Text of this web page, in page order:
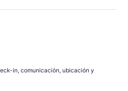
and only a short walk to
is beautifully
that little boost we needed to
High city. Warm thanks to
a wonderful get-away.
in, comunicación, ubicación y